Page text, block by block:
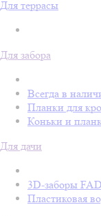
Для террасы
Для забора
Всегда в
Планки для
Коньки и
Для дачи
3D-заборы
Пластиковая